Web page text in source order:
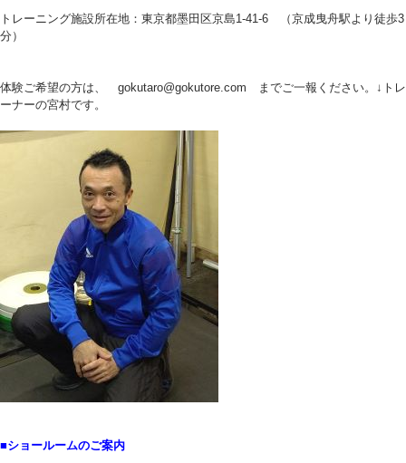
トレーニング施設所在地：東京都墨田区京島1-41-6 （京成曳舟駅より徒歩3
分）
体験ご希望の方は、 gokutaro@gokutore.com までご一報ください。↓トレ
ーナーの宮村です。
■ショールームのご案内